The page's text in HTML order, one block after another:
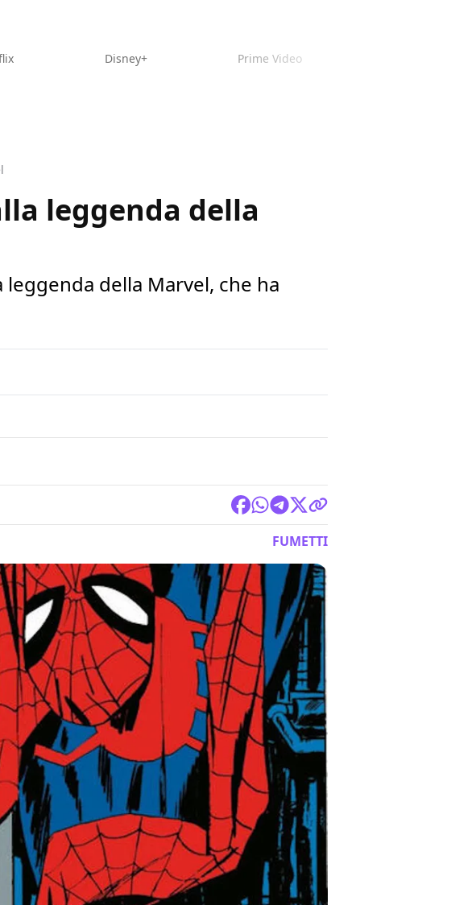
Disney+ Prime Video
leggenda della
leggenda della Marvel, che ha
FUMETTI